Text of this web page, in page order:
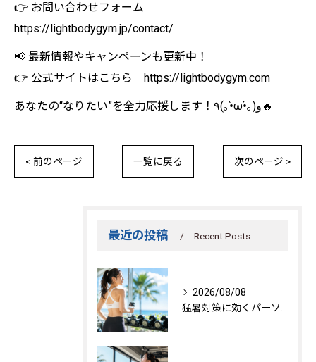
👉 お問い合わせフォーム
https://lightbodygym.jp/contact/
📢 最新情報やキャンペーンも更新中！
👉 公式サイトはこちら https://lightbodygym.com
あなたの“なりたい”を全力応援します！٩(｡•̀ω•́｡)و🔥
< 前のページ 一覧に戻る 次のページ >
最近の投稿 Recent Posts
2026/08/08